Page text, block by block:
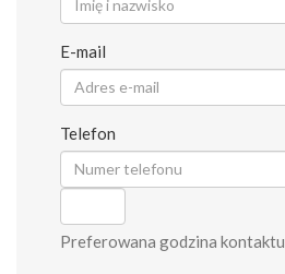
E-mail
Telefon
Preferowana godzina kontaktu